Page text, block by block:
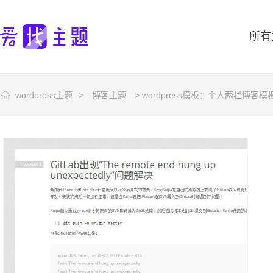
所
wordpress主题 > 博客主题 > wordpress模板：个人两栏博客模